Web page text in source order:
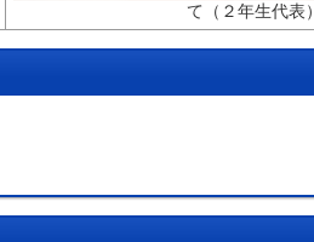
て（２年生代表）